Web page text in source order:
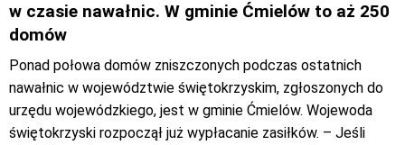
w czasie nawałnic. W gminie Ćmielów to aż 250
domów
Ponad połowa domów zniszczonych podczas ostatnich
nawałnic w województwie świętokrzyskim, zgłoszonych do
urzędu wojewódzkiego, jest w gminie Ćmielów. Wojewoda
świętokrzyski rozpoczął już wypłacanie zasiłków. – Jeśli